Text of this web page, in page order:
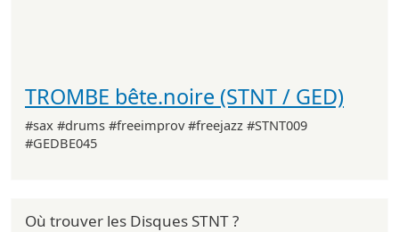
TROMBE bête.noire (STNT / GED)
#sax #drums #freeimprov #freejazz #STNT009
#GEDBE045
Où trouver les Disques STNT ?